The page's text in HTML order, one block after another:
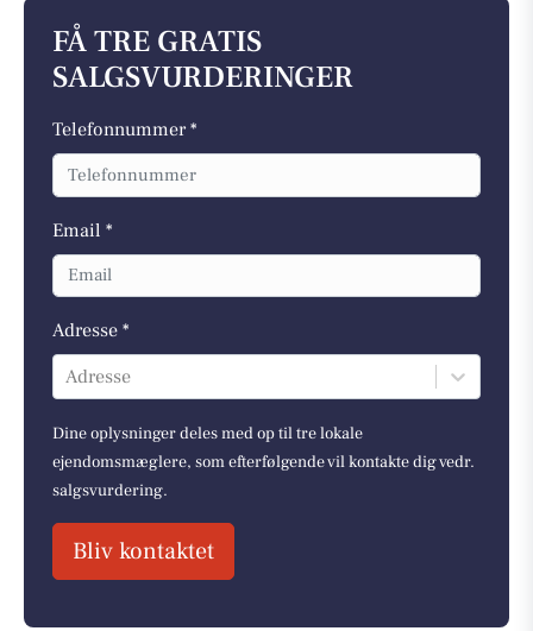
FÅ TRE GRATIS
SALGSVURDERINGER
Telefonnummer *
Email *
Adresse *
Adresse
Dine oplysninger deles med op til tre lokale
ejendomsmæglere, som efterfølgende vil kontakte dig vedr.
salgsvurdering.
Bliv kontaktet